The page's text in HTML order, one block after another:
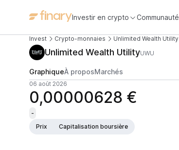
Investir en crypto Communauté
Invest Crypto-monnaies Unlimited Wealth Utility
Unlimited Wealth UtilityUWU
GraphiqueÀ proposMarchés
06 août 2026
0,00000628 €
-
Prix
Capitalisation boursière